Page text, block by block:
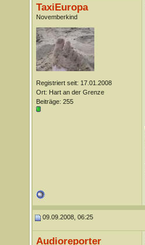
TaxiEuropa
Novemberkind
Registriert seit: 17.01.2008
Ort: Hart an der Grenze
Beiträge: 255
09.09.2008, 06:25
Audioreporter